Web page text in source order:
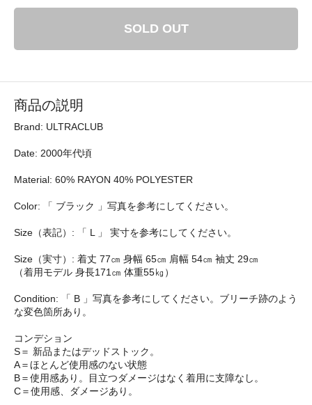
SOLD OUT
商品の説明
Brand: ULTRACLUB
Date: 2000年代頃
Material: 60% RAYON 40% POLYESTER
Color: 「 ブラック 」写真を参考にしてください。
Size（表記）: 「 L 」 実寸を参考にしてください。
Size（実寸）: 着丈 77㎝ 身幅 65㎝ 肩幅 54㎝ 袖丈 29㎝
（着用モデル 身長171㎝ 体重55㎏）
Condition: 「 B 」写真を参考にしてください。ブリーチ跡のよう
な変色箇所あり。
コンデション
S＝ 新品またはデッドストック。
A＝ほとんど使用感のない状態
B＝使用感あり。目立つダメージはなく着用に支障なし。
C＝使用感、ダメージあり。